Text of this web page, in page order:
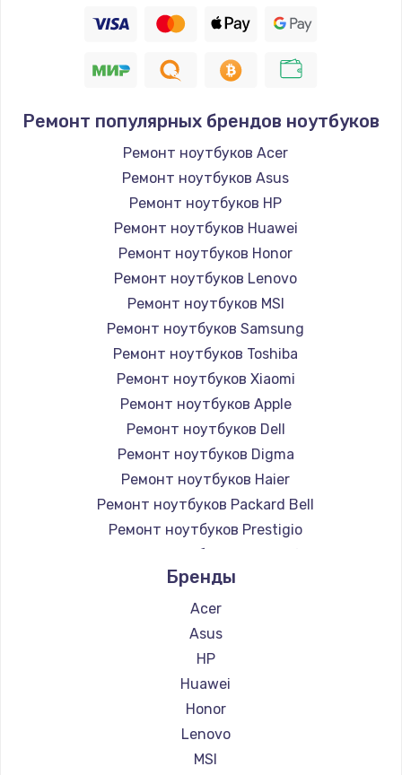
Ремонт популярных брендов ноутбуков
Ремонт ноутбуков Acer
Ремонт ноутбуков Asus
Ремонт ноутбуков HP
Ремонт ноутбуков Huawei
Ремонт ноутбуков Honor
Ремонт ноутбуков Lenovo
Ремонт ноутбуков MSI
Ремонт ноутбуков Samsung
Ремонт ноутбуков Toshiba
Ремонт ноутбуков Xiaomi
Ремонт ноутбуков Apple
Ремонт ноутбуков Dell
Ремонт ноутбуков Digma
Ремонт ноутбуков Haier
Ремонт ноутбуков Packard Bell
Ремонт ноутбуков Prestigio
Ремонт ноутбуков Microsoft
Ремонт ноутбуков Alienware
Ремонт ноутбуков Aquarius
Ремонт ноутбуков Gigabyte
Ремонт ноутбуков Aorus
Ремонт ноутбуков Maibenben
Ремонт ноутбуков Epson
Ремонт ноутбуков Philips
Ремонт ноутбуков LG
Бренды
Acer
Asus
HP
Huawei
Honor
Lenovo
MSI